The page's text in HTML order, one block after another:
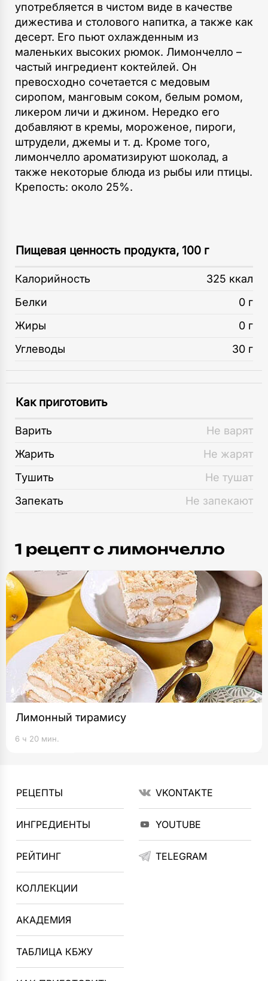
употребляется в чистом виде в качестве
дижестива и столового напитка, а также как
десерт. Его пьют охлажденным из
маленьких высоких рюмок. Лимончелло –
частый ингредиент коктейлей. Он
превосходно сочетается с медовым
сиропом, манговым соком, белым ромом,
ликером личи и джином. Нередко его
добавляют в кремы, мороженое, пироги,
штрудели, джемы и т. д. Кроме того,
лимончелло ароматизируют шоколад, а
также некоторые блюда из рыбы или птицы.
Крепость: около 25%.
Пищевая ценность продукта, 100 г
Калорийность
325 ккал
Белки
0 г
Жиры
0 г
Углеводы
30 г
Как приготовить
Варить
Не варят
Жарить
Не жарят
Тушить
Не тушат
Запекать
Не запекают
1 рецепт c лимончелло
Лимонный тирамису
6 ч 20 мин.
РЕЦЕПТЫ
ИНГРЕДИЕНТЫ
РЕЙТИНГ
КОЛЛЕКЦИИ
АКАДЕМИЯ
ТАБЛИЦА КБЖУ
VKONTAKTE
YOUTUBE
TELEGRAM